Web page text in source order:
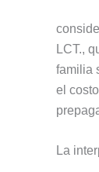
LCT.,
familia
el
La